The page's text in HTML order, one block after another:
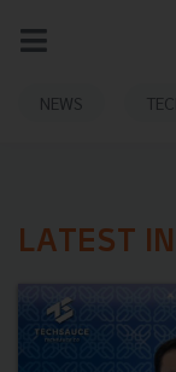
NEWS
LATEST